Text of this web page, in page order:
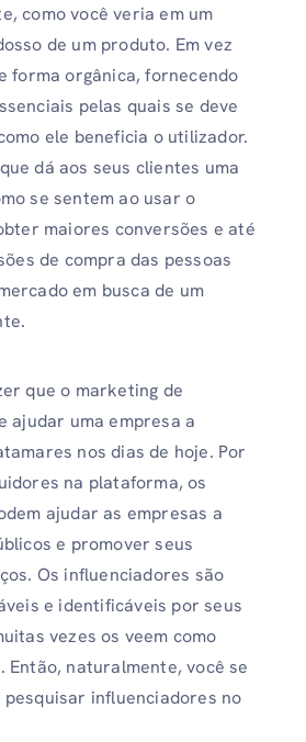
como você veria em um
de um produto. Em vez
forma orgânica, fornecendo
pelas quais se deve
ele beneficia o utilizador.
dá aos seus clientes uma
se sentem ao usar o
maiores conversões e até
de compra das pessoas
em busca de um
que o marketing de
ajudar uma empresa a
nos dias de hoje. Por
na plataforma, os
ajudar as empresas a
e promover seus
Os influenciadores são
​​e identificáveis ​​por seus
vezes os veem como
Então, naturalmente, você se
influenciadores no